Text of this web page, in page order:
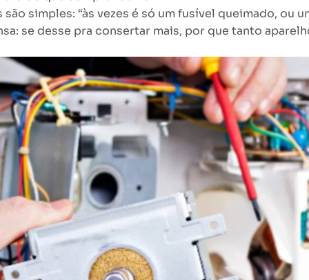
simples: “às vezes é só um fusível queimado, ou
se desse pra consertar mais, por que tanto